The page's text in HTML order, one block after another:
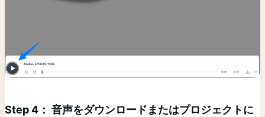
Step 4： 音声をダウンロードまたはプロジェクトに